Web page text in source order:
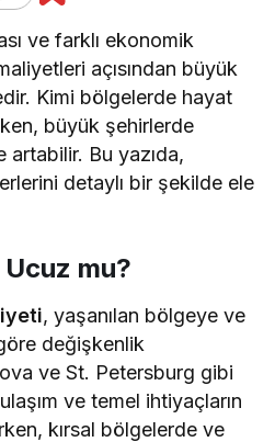
ve farklı ekonomik
açısından büyük
Kimi bölgelerde hayat
büyük şehirlerde
Bu yazıda,
detaylı bir şekilde ele
Ucuz mu?
, yaşanılan bölgeye ve
değişkenlik
ve St. Petersburg gibi
ve temel ihtiyaçların
kırsal bölgelerde ve